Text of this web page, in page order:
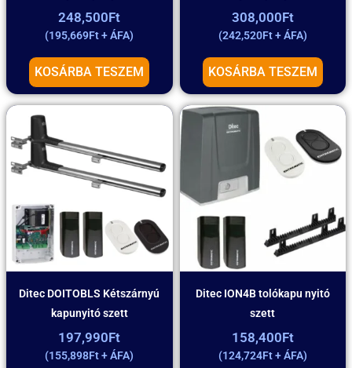
248,500Ft
(195,669Ft+ ÁFA)
KOSÁRBA TESZEM
308,000Ft
(242,520Ft+ ÁFA)
KOSÁRBA TESZEM
Ditec DOITOBLS Kétszárnyú
kapunyitó szett
197,990Ft
(155,898Ft+ ÁFA)
Ditec ION4B tolókapu nyitó
szett
158,400Ft
(124,724Ft+ ÁFA)